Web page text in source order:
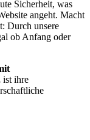
Sicherheit, was
angeht. Macht
Durch unsere
ob Anfang oder
ist ihre